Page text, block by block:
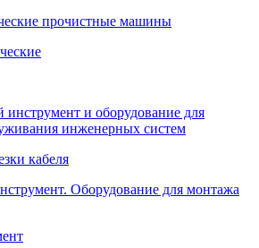
прочистные машины
инструмент и оборудование для
инженерных систем
кабеля
Оборудование для монтажа